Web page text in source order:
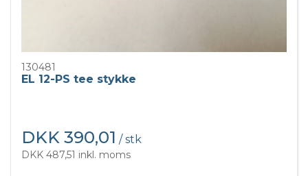
130481
EL 12-PS tee stykke
DKK 390,01 / stk
DKK 487,51 inkl. moms